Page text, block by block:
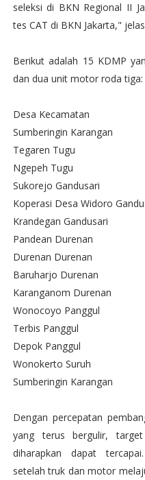
seleksi di BKN Regional II
tes CAT di BKN Jakarta,"
Berikut adalah 15 KDMP
dan dua unit motor roda tiga:
Desa Kecamatan
Sumberingin Karangan
Tegaren Tugu
Ngepeh Tugu
Sukorejo Gandusari
Koperasi Desa Widoro
Krandegan Gandusari
Pandean Durenan
Durenan Durenan
Baruharjo Durenan
Karanganom Durenan
Wonocoyo Panggul
Terbis Panggul
Depok Panggul
Wonokerto Suruh
Sumberingin Karangan
Dengan percepatan
yang terus bergulir,
diharapkan dapat
setelah truk dan motor